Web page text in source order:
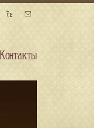
Контакты